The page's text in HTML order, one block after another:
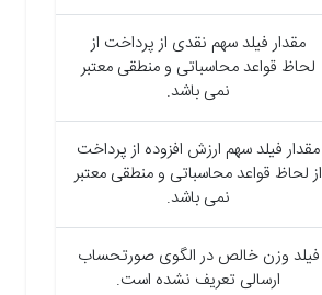
مقدار فیلد سهم نقدی از پرداخت از
لحاظ قواعد محاسباتی و منطقی معتبر
نمی باشد.
مقدار فیلد سهم ارزش افزوده از پرداخت
از لحاظ قواعد محاسباتی و منطقی معتبر
نمی باشد.
فیلد وزن خالص در الگوی صورتحساب
ارسالی تعریف نشده است.